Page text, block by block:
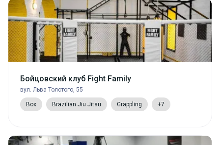
Бойцовский клуб Fight Family
вул. Льва Толстого, 55
Box Brazilian Jiu Jitsu Grappling +7